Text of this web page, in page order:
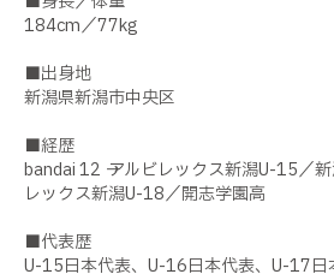
184cm／77kg
■出身地
新潟県新潟市中央区
■経歴
bandai 12 → アルビレックス新潟U-15／
レックス新潟U-18／開志学園高
■代表歴
U-15日本代表、U-16日本代表、U-17